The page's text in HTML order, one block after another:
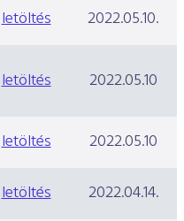
letöltés
2022.05.10.
letöltés
2022.05.10
letöltés
2022.05.10
letöltés
2022.04.14.